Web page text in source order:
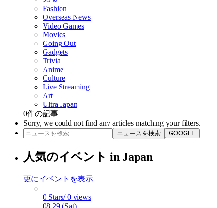
Fashion
Overseas News
Video Games
Movies
Going Out
Gadgets
Trivia
Anime
Culture
Live Streaming
Art
Ultra Japan
0件の記事
Sorry, we could not find any articles matching your filters.
ニュースを検索 GOOGLE
人気のイベント in Japan
更にイベントを表示
0 Stars/ 0 views
08.29 (Sat)